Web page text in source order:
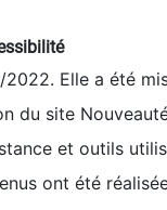
Elle a été
du site
et outils
ont été